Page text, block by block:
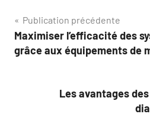
Navigation
de
Publication précédente
Maximiser l’efficacité des
grâce aux équipements de
Les avantages